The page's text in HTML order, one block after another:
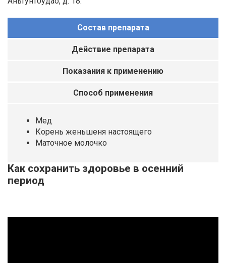
Состав препарата
Действие препарата
Показания к применению
Способ применения
Мед
Корень женьшеня настоящего
Маточное молочко
Как сохранить здоровье в осенний
период